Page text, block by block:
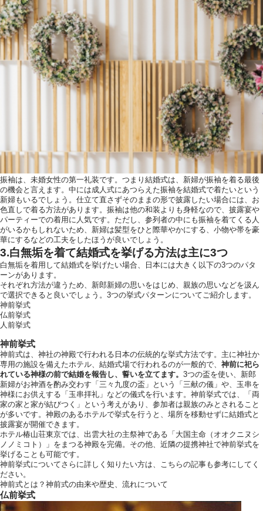
振袖は、未婚女性の第一礼装です。つまり結婚式は、新婦が振袖を着る最後
の機会と言えます。中には成人式にあつらえた振袖を結婚式で着たいという
新婦もいるでしょう。仕立て直さずそのままの形で披露したい場合には、お
色直しで着る方法があります。振袖は他の和装よりも身軽なので、披露宴や
パーティーでの着用に人気です。ただし、参列者の中にも振袖を着てくる人
がいるかもしれないため、新婦は髪型をひと際華やかにする、小物や帯を豪
華にするなどの工夫をしたほうが良いでしょう。
3.白無垢を着て結婚式を挙げる方法は主に3つ
白無垢を着用して結婚式を挙げたい場合、日本には大きく以下の3つのパタ
ーンがあります。
それぞれ方法が違うため、新郎新婦の思いをはじめ、親族の思いなどを汲ん
で選択できると良いでしょう。3つの挙式パターンについてご紹介します。
神前挙式
仏前挙式
人前挙式
神前挙式
神前式は、神社の神殿で行われる日本の伝統的な挙式方法です。主に神社か
専用の施設を備えたホテル、結婚式場で行われるのが一般的で、 神前に祀ら
れている神様の前で結婚を報告し、誓いを立てます。 3つの盃を使い、新郎
新婦がお神酒を酌み交わす「三々九度の盃」という「三献の儀」や、玉串を
神様にお供えする「玉串拝礼」などの儀式を行います。神前挙式では、「両
家の家と家が結びつく」という考えがあり、参加者は親族のみとされること
が多いです。神殿のあるホテルで挙式を行うと、場所を移動せずに結婚式と
披露宴が開催できます。
ホテル椿山荘東京では、出雲大社の主祭神である「大国主命（オオクニヌシ
ノノミコト）」をまつる神殿を完備。その他、近隣の提携神社で神前挙式を
挙げることも可能です。
神前挙式についてさらに詳しく知りたい方は、こちらの記事も参考にしてく
ださい。
神前式とは？神前式の由来や歴史、流れについて
仏前挙式